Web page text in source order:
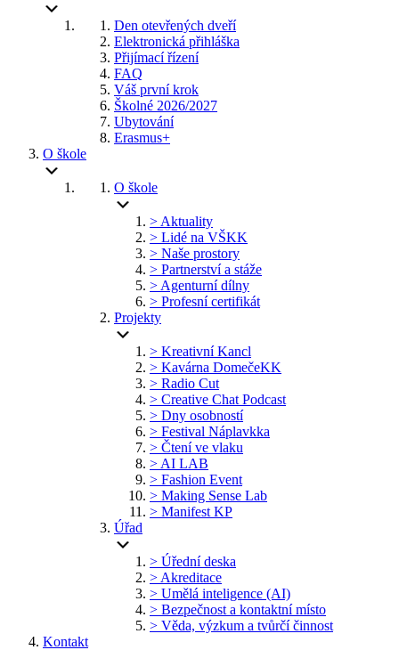
Den otevřených dveří
Elektronická přihláška
Přijímací řízení
FAQ
Váš první krok
Školné 2026/2027
Ubytování
Erasmus+
O škole
O škole
> Aktuality
> Lidé na VŠKK
> Naše prostory
> Partnerství a stáže
> Agenturní dílny
> Profesní certifikát
Projekty
> Kreativní Kancl
> Kavárna DomečeKK
> Radio Cut
> Creative Chat Podcast
> Dny osobností
> Festival Náplavkka
> Čtení ve vlaku
> AI LAB
> Fashion Event
> Making Sense Lab
> Manifest KP
Úřad
> Úřední deska
> Akreditace
> Umělá inteligence (AI)
> Bezpečnost a kontaktní místo
> Věda, výzkum a tvůrčí činnost
Kontakt